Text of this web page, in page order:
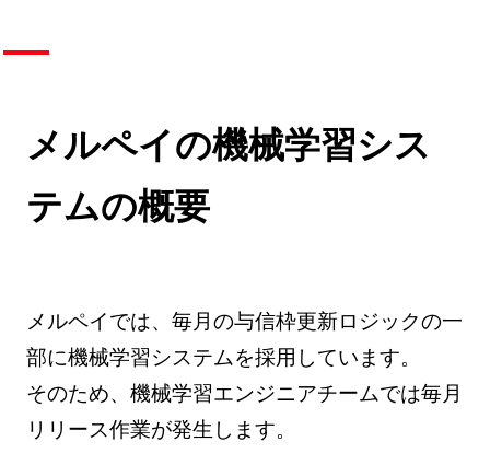
メルペイの機械学習シス
テムの概要
メルペイでは、毎月の与信枠更新ロジックの一
部に機械学習システムを採用しています。
そのため、機械学習エンジニアチームでは毎月
リリース作業が発生します。